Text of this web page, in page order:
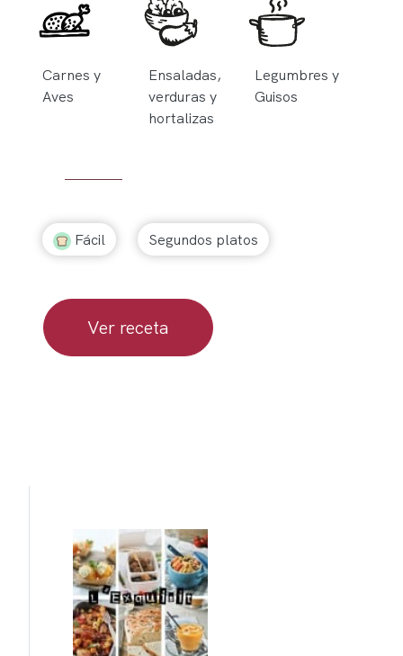
Carnes y
Aves
Ensaladas,
verduras y
hortalizas
Legumbres y
Guisos
Fácil Segundos platos
Ver receta